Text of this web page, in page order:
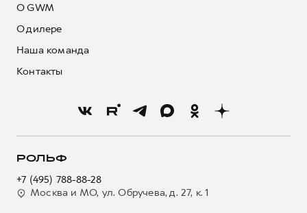
О GWM
О дилере
Наша команда
Контакты
РОЛЬФ
+7 (495) 788-88-28
Москва и МО, ул. Обручева, д. 27, к. 1